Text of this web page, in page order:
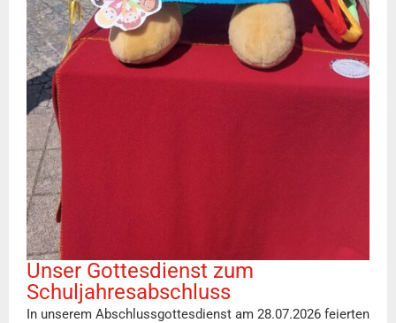
Unser Gottesdienst zum
Schuljahresabschluss
In unserem Abschlussgottesdienst am 28.07.2026 feierten